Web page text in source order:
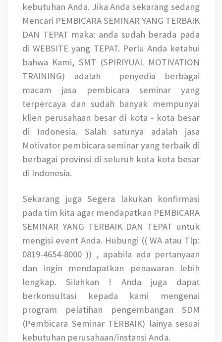
kebutuhan Anda. Jika Anda sekarang sedang
Mencari PEMBICARA SEMINAR YANG TERBAIK
DAN TEPAT maka: anda sudah berada pada
di WEBSITE yang TEPAT. Perlu Anda ketahui
bahwa Kami, SMT (SPIRIYUAL MOTIVATION
TRAINING) adalah
penyedia berbagai
macam jasa pembicara seminar yang
terpercaya dan sudah banyak mempunyai
klien perusahaan besar di kota - kota besar
di Indonesia. Salah satunya adalah jasa
Motivator pembicara seminar yang terbaik di
berbagai provinsi di seluruh kota kota besar
di Indonesia.
Sekarang juga Segera lakukan konfirmasi
pada tim kita agar mendapatkan PEMBICARA
SEMINAR YANG TERBAIK DAN TEPAT untuk
mengisi event Anda. Hubungi (( WA atau Tlp:
0819-4654-8000 )) , apabila ada pertanyaan
dan ingin mendapatkan penawaran lebih
lengkap. Silahkan ! Anda juga dapat
berkonsultasi kepada kami mengenai
program pelatihan pengembangan SDM
(Pembicara Seminar TERBAIK) lainya sesuai
kebutuhan perusahaan/instansi Anda.